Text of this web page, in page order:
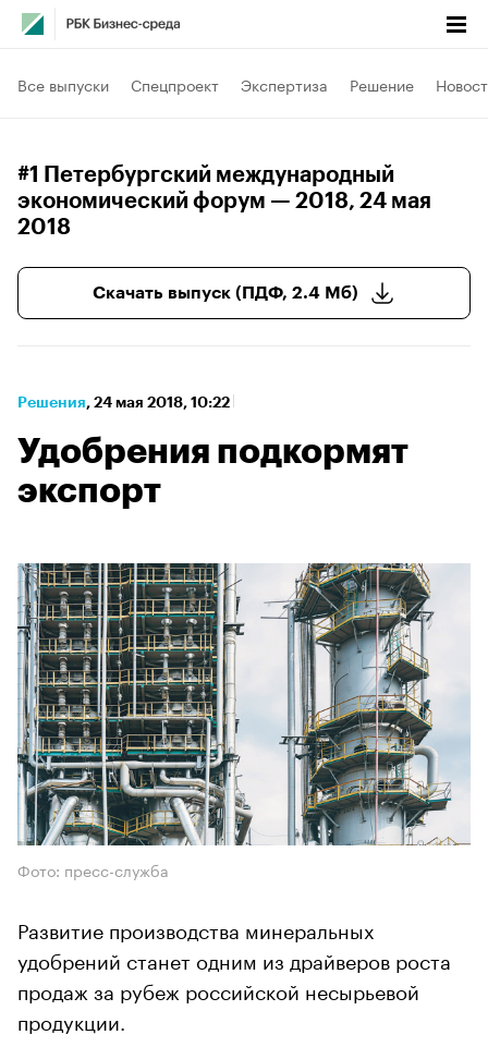
Все выпуски Спецпроект Экспертиза Решение
#1 Петербургский международный
экономический форум — 2018, 24 мая
2018
Скачать выпуск (ПДФ, 2.4 Мб)
Решения⁠, 24 мая 2018, 10:22
Удобрения подкормят
экспорт
Фото: пресс-служба
Развитие производства минеральных
удобрений станет одним из драйверов роста
продаж за рубеж российской несырьевой
продукции.